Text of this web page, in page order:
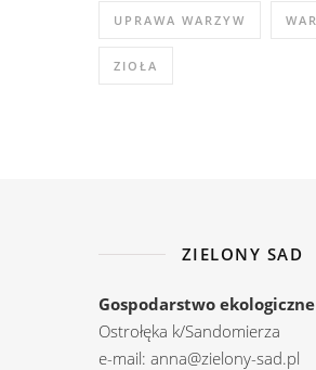
UPRAWA WARZYW
ZIOŁA
ZIELONY SAD
Gospodarstwo ekologiczne
Ostrołęka k/Sandomierza
e-mail: anna@zielony-sad.pl